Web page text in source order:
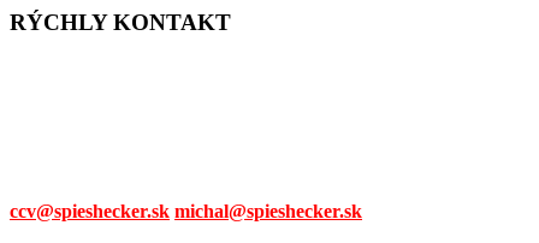
RÝCHLY KONTAKT
ccv@spieshecker.sk michal@spieshecker.sk